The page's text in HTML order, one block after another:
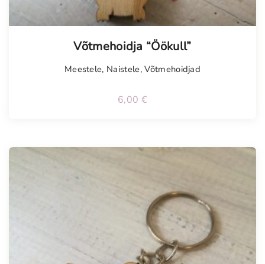
Võtmehoidja “Öökull”
Meestele, Naistele,Võtmehoidjad
6,00 €